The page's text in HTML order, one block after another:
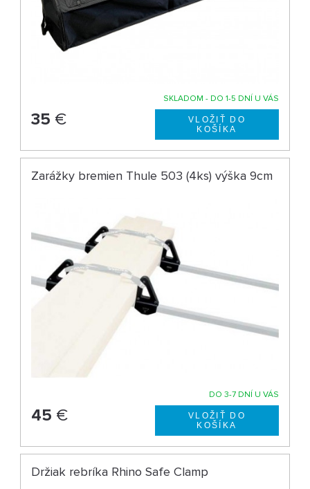
SKLADOM - DO 1-5 DNÍ U VÁS
35 €
Zarážky bremien Thule 503 (4ks) výška 9cm
DO 3-7 DNÍ U VÁS
45 €
Držiak rebríka Rhino Safe Clamp